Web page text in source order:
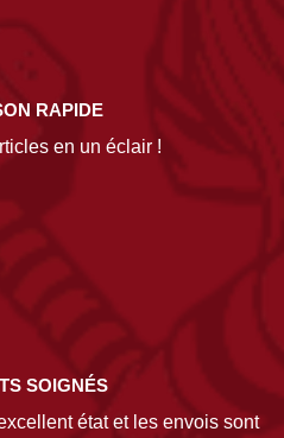
RAPIDE
en un éclair !
SOIGNÉS
état et les envois sont